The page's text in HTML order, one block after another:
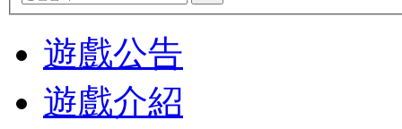
遊戲公告
遊戲介紹